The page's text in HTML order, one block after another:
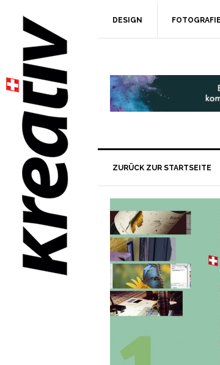
DESIGN FOTOGRAFIE
ZURÜCK ZUR STARTSEITE